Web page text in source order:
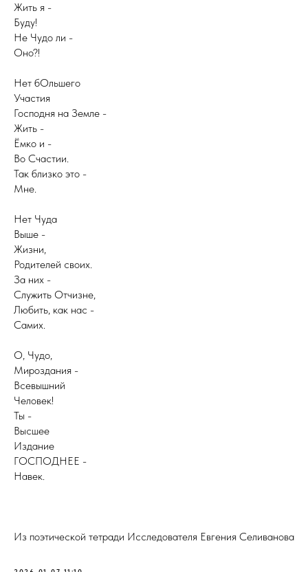
Жить я -
Буду!
Не Чудо ли -
Оно?!
Нет бОльшего
Участия
Господня на Земле -
Жить -
Ёмко и -
Во Счастии.
Так близко это -
Мне.
Нет Чуда
Выше -
Жизни,
Родителей своих.
За них -
Служить Отчизне,
Любить, как нас -
Самих.
О, Чудо,
Мироздания -
Всевышний
Человек!
Ты -
Высшее
Издание
ГОСПОДНЕЕ -
Навек.
Из поэтической тетради Исследователя Евгения Селиванова